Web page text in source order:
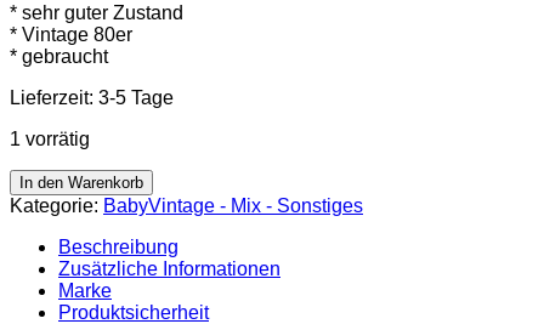
* sehr guter Zustand
* Vintage 80er
* gebraucht
Lieferzeit: 3-5 Tage
1 vorrätig
Thermosflasche
für
Schnuller
Babyflasche
80er
Menge
In den Warenkorb
Kategorie: BabyVintage - Mix - Sonstiges
Beschreibung
Zusätzliche Informationen
Marke
Produktsicherheit